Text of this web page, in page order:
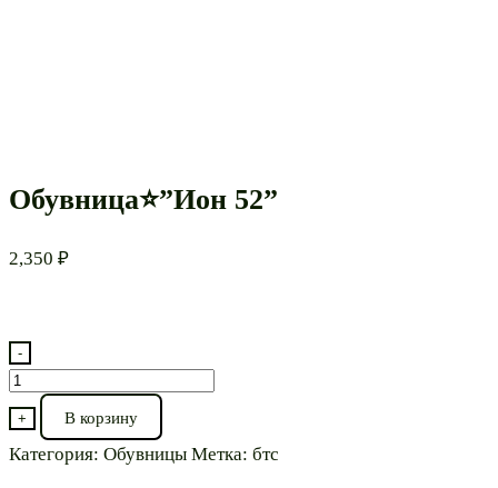
Обувница⭐”Ион 52”
2,350 ₽
-
Количество
товара
Обувница⭐”Ион
52”
+ В корзину
Категория: Обувницы Метка: бтс